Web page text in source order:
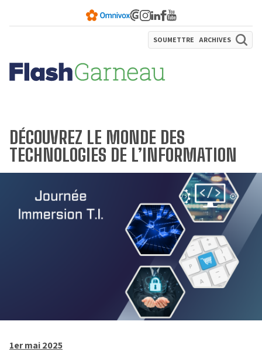
SOUMETTRE ARCHIVES
DÉCOUVREZ LE MONDE DES
TECHNOLOGIES DE L’INFORMATION
1er mai 2025